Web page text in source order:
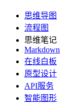
思维导图
流程图
思维笔记
Markdown
在线白板
原型设计
API服务
智能图形